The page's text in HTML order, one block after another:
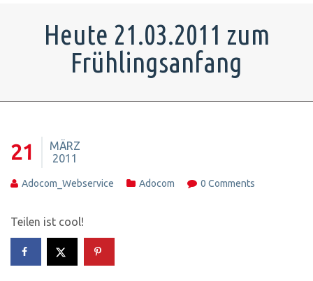
Heute 21.03.2011 zum
Frühlingsanfang
21
MÄRZ
2011
Adocom_Webservice Adocom 0 Comments
Teilen ist cool!